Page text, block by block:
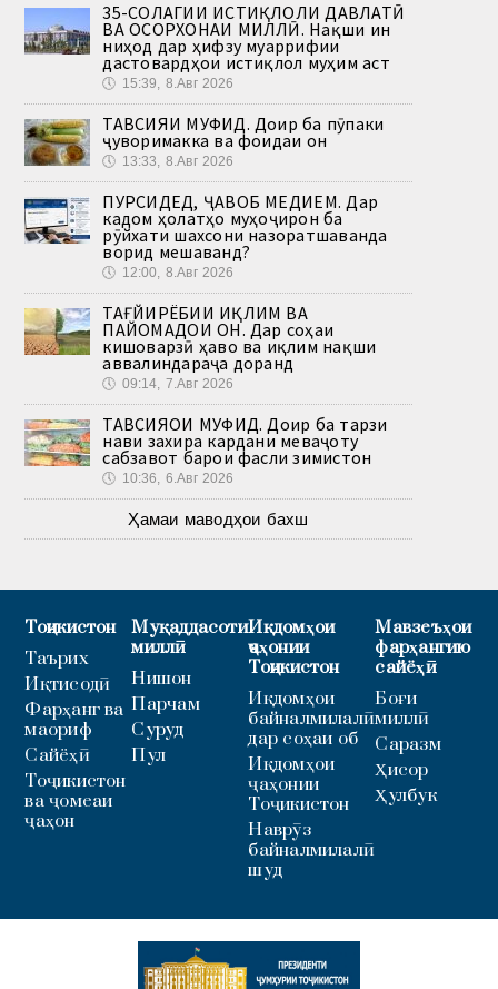
35-СОЛАГИИ ИСТИҚЛОЛИ ДАВЛАТӢ
ВА ОСОРХОНАИ МИЛЛӢ. Нақши ин
ниҳод дар ҳифзу муаррифии
дастовардҳои истиқлол муҳим аст
🕔 15:39, 8.Авг 2026
ТАВСИЯИ МУФИД. Доир ба пӯпаки
ҷуворимакка ва фоидаи он
🕔 13:33, 8.Авг 2026
ПУРСИДЕД, ҶАВОБ МЕДИҲЕМ. Дар
кадом ҳолатҳо муҳоҷирон ба
рӯйхати шахсони назоратшаванда
ворид мешаванд?
🕔 12:00, 8.Авг 2026
ТАҒЙИРЁБИИ ИҚЛИМ ВА
ПАЙОМАДҲОИ ОН. Дар соҳаи
кишоварзӣ ҳаво ва иқлим нақши
аввалиндараҷа доранд
🕔 09:14, 7.Авг 2026
ТАВСИЯҲОИ МУФИД. Доир ба тарзи
нави захира кардани меваҷоту
сабзавот барои фасли зимистон
🕔 10:36, 6.Авг 2026
Ҳамаи маводҳои бахш
Тоҷикистон
Таърих
Иқтисодӣ
Фарҳанг ва
маориф
Сайёҳӣ
Тоҷикистон
ва ҷомеаи
ҷаҳон
Муқаддасоти
миллӣ
Нишон
Парчам
Суруд
Пул
Иқдомҳои
ҷаҳонии
Тоҷикистон
Иқдомҳои
байналмилалӣ
дар соҳаи об
Иқдомҳои
ҷаҳонии
Тоҷикистон
Наврӯз
байналмилалӣ
шуд
Мавзеъҳои
фарҳангию
сайёҳӣ
Боғи
миллӣ
Саразм
Ҳисор
Ҳулбук